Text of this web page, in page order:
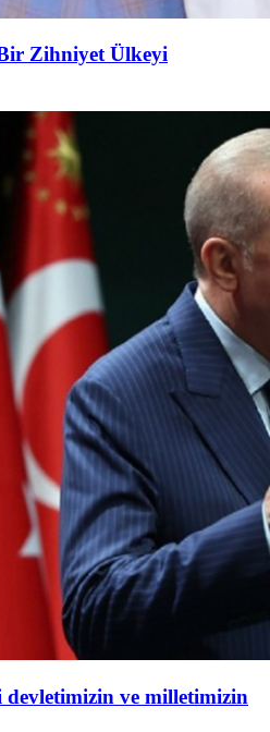
Zihniyet Ülkeyi
ve milletimizin